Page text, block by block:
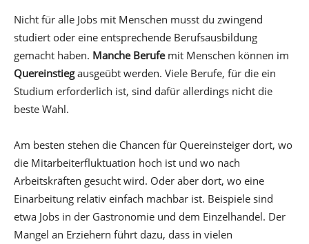
Nicht für alle Jobs mit Menschen musst du zwingend
studiert oder eine entsprechende Berufsausbildung
gemacht haben. Manche Berufemit Menschen können im
Quereinstiegausgeübt werden. Viele Berufe, für die ein
Studium erforderlich ist, sind dafür allerdings nicht die
beste Wahl.
Am besten stehen die Chancen für Quereinsteiger dort, wo
die Mitarbeiterfluktuation hoch ist und wo nach
Arbeitskräften gesucht wird. Oder aber dort, wo eine
Einarbeitung relativ einfach machbar ist. Beispiele sind
etwa Jobs in der Gastronomie und dem Einzelhandel. Der
Mangel an Erziehern führt dazu, dass in vielen